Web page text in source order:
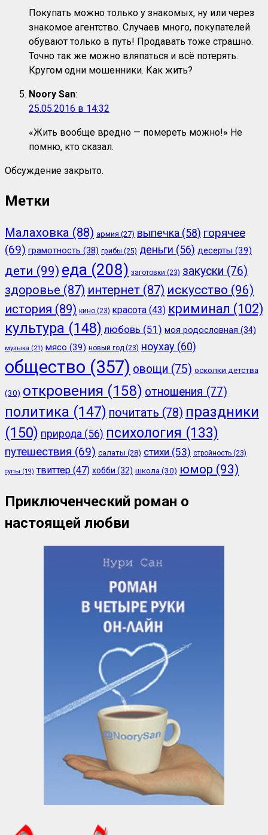
Покупать можно только у знакомых, ну или через
знакомое агентство. Случаев много, покупателей
обувают только в путь! Продавать тоже страшно.
Точно так же можно вляпаться и всё потерять.
Кругом одни мошенники. Как жить?
Noory San:
25.05.2016 в 14:32
«Жить вообще вредно — помереть можно!» Не
помню, кто сказал.
Обсуждение закрыто.
Метки
Малаховка (88) армия (27) выпечка (58) горячее
(69) грамотность (38) грибы (25) деньги (56) десерты (39)
дети (99) еда (208) заготовки (23) закуски (76)
здоровье (87) интернет (87) искусство (96)
история (89) кино (23) красота (43) криминал (102)
культура (148) любовь (51) моя родословная (34)
музыка (21) мясо (39) новый год (23) ноухау (60)
общество (357) овощи (75) осколки детства
(30) откровения (158) отношения (77)
политика (147) почитать (78) праздники
(150) природа (56) психология (133)
путешествия (69) салаты (28) стихи (53) стройность (23)
супы (19) твиттер (47) хобби (32) школа (30) юмор (93)
Приключенческий роман о
настоящей любви